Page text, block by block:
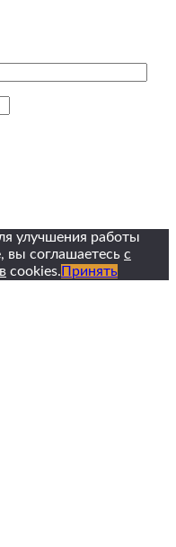
улучшения работы
вы соглашаетесь с
cookies. Принять